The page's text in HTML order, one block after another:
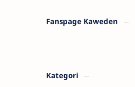
Fanspage Kaweden
Kategori